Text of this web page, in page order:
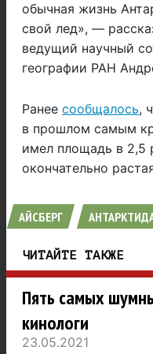
обычная жизнь
свой лед», —
ведущий научный
географии РАН
Ранее сообщалось,
в прошлом самым
имел площадь в 2,5
окончательно
АЙСБЕРГ
ЧИТАЙТЕ ТАКЖЕ
Пять самых
кинологи
23.05.2021